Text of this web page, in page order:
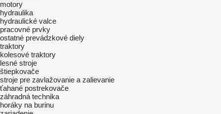
motory
hydraulika
hydraulické valce
pracovné prvky
ostatné prevádzkové diely
traktory
kolesové traktory
lesné stroje
štiepkovače
stroje pre zavlažovanie a zalievanie
ťahané postrekovače
záhradná technika
horáky na burinu